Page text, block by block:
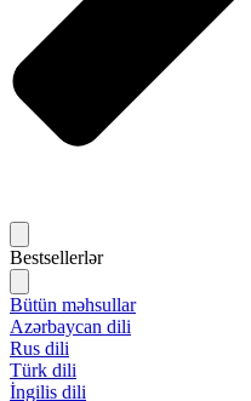
Bestsellerlər
Bütün məhsullar
Azərbaycan dili
Rus dili
Türk dili
İngilis dili